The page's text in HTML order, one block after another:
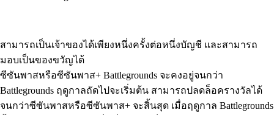
Available actions
สามารถเป็นเจ้าของได้เพียงหนึ่งครั้งต่อหนึ่งบัญชี และสามารถ
มอบเป็นของขวัญได้
ซีซันพาสหรือซีซันพาส+ Battlegrounds จะคงอยู่จนกว่า
Battlegrounds ฤดูกาลถัดไปจะเริ่มต้น สามารถปลดล็อครางวัลได้
จนกว่าซีซันพาสหรือซีซันพาส+ จะสิ้นสุด เมื่อฤดูกาล Battlegrounds